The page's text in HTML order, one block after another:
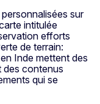
sur
intitulée
efforts
de terrain:
Inde mettent des
des contenus
qui se